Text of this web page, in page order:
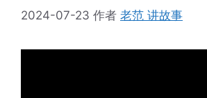
2024-07-23 作者 老范 讲故事